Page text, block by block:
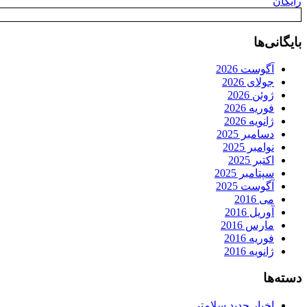
بایگانی‌ها
آگوست 2026
جولای 2026
ژوئن 2026
فوریه 2026
ژانویه 2026
دسامبر 2025
نوامبر 2025
اکتبر 2025
سپتامبر 2025
آگوست 2025
می 2016
آوریل 2016
مارس 2016
فوریه 2016
ژانویه 2016
دسته‌ها